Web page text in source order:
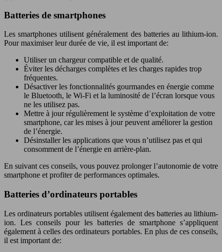
Batteries de smartphones
Les smartphones utilisent généralement des batteries au lithium-ion.
Pour maximiser leur durée de vie, il est important de:
Utiliser un chargeur compatible et de qualité.
Éviter les décharges complètes et les charges rapides trop
fréquentes.
Désactiver les fonctionnalités gourmandes en énergie comme
le Bluetooth, le Wi-Fi et la luminosité de l’écran lorsque vous
ne les utilisez pas.
Mettre à jour régulièrement le système d’exploitation de votre
smartphone, car les mises à jour peuvent améliorer la gestion
de l’énergie.
Désinstaller les applications que vous n’utilisez pas et qui
consomment de l’énergie en arrière-plan.
En suivant ces conseils, vous pouvez prolonger l’autonomie de votre
smartphone et profiter de performances optimales.
Batteries d’ordinateurs portables
Les ordinateurs portables utilisent également des batteries au lithium-
ion. Les conseils pour les batteries de smartphone s’appliquent
également à celles des ordinateurs portables. En plus de ces conseils,
il est important de: